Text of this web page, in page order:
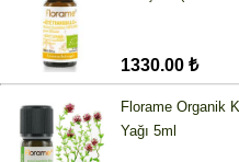
1330.00 ₺
Florame Organik
Yağı 5ml